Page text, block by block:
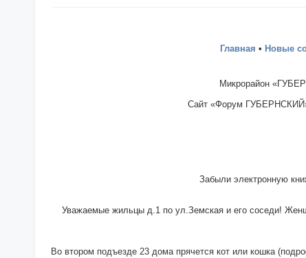
Главная • Новые
Микрорайон
Сайт «Форум ГУБЕРНСКИЙ»
Забыли электронную
Уважаемые жильцы д.1 по ул.Земская и его соседи!
Во втором подъезде 23 дома прячется кот или кошка